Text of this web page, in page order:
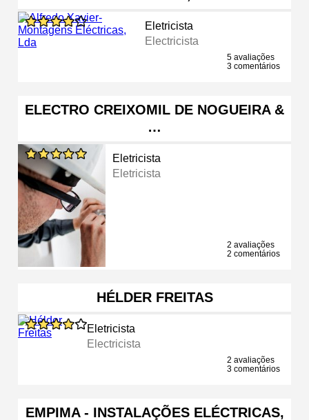
Eletricista
Electricista
5 avaliações
3 comentários
ELECTRO CREIXOMIL DE NOGUEIRA &
…
Eletricista
Eletricista
2 avaliações
2 comentários
HÉLDER FREITAS
Eletricista
Electricista
2 avaliações
3 comentários
EMPIMA - INSTALAÇÕES ELÉCTRICAS,